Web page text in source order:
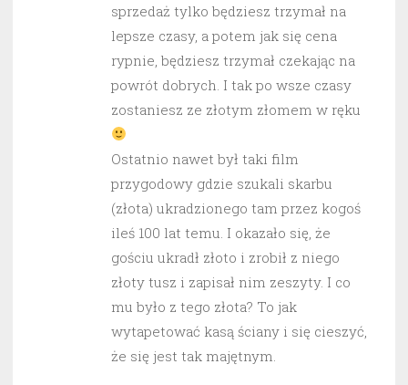
sprzedaż tylko będziesz trzymał na
lepsze czasy, a potem jak się cena
rypnie, będziesz trzymał czekając na
powrót dobrych. I tak po wsze czasy
zostaniesz ze złotym złomem w ręku
Ostatnio nawet był taki film
przygodowy gdzie szukali skarbu
(złota) ukradzionego tam przez kogoś
ileś 100 lat temu. I okazało się, że
gościu ukradł złoto i zrobił z niego
złoty tusz i zapisał nim zeszyty. I co
mu było z tego złota? To jak
wytapetować kasą ściany i się cieszyć,
że się jest tak majętnym.